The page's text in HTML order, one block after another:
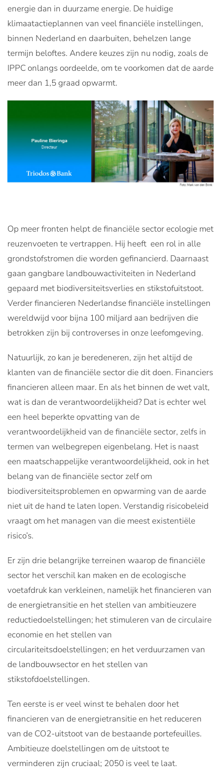
energie dan in duurzame energie. De huidige
klimaatactieplannen van veel financiële instellingen,
binnen Nederland en daarbuiten, behelzen lange
termijn beloftes. Andere keuzes zijn nu nodig, zoals de
IPPC onlangs oordeelde, om te voorkomen dat de aarde
meer dan 1,5 graad opwarmt.
Op meer fronten helpt de financiële sector ecologie met
reuzenvoeten te vertrappen. Hij heeft een rol in alle
grondstofstromen die worden gefinancierd. Daarnaast
gaan gangbare landbouwactiviteiten in Nederland
gepaard met biodiversiteitsverlies en stikstofuitstoot.
Verder financieren Nederlandse financiële instellingen
wereldwijd voor bijna 100 miljard aan bedrijven die
betrokken zijn bij controverses in onze leefomgeving.
Natuurlijk, zo kan je beredeneren, zijn het altijd de
klanten van de financiële sector die dit doen. Financiers
financieren alleen maar. En als het binnen de wet valt,
wat is dan de verantwoordelijkheid? Dat is echter wel
een heel beperkte opvatting van de
verantwoordelijkheid van de financiële sector, zelfs in
termen van welbegrepen eigenbelang. Het is naast
een maatschappelijke verantwoordelijkheid, ook in het
belang van de financiële sector zelf om
biodiversiteitsproblemen en opwarming van de aarde
niet uit de hand te laten lopen. Verstandig risicobeleid
vraagt om het managen van die meest existentiële
risico’s.
Er zijn drie belangrijke terreinen waarop de financiële
sector het verschil kan maken en de ecologische
voetafdruk kan verkleinen, namelijk het financieren van
de energietransitie en het stellen van ambitieuzere
reductiedoelstellingen; het stimuleren van de circulaire
economie en het stellen van
circulariteitsdoelstellingen; en het verduurzamen van
de landbouwsector en het stellen van
stikstofdoelstellingen.
Ten eerste is er veel winst te behalen door het
financieren van de energietransitie en het reduceren
van de CO2-uitstoot van de bestaande portefeuilles.
Ambitieuze doelstellingen om de uitstoot te
verminderen zijn cruciaal; 2050 is veel te laat.